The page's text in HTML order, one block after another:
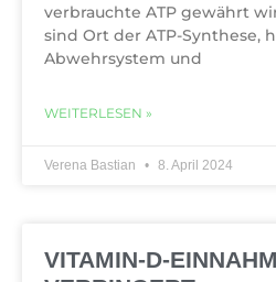
verbrauchte ATP gewährt
sind Ort der ATP-Synthese,
Abwehrsystem und
WEITERLESEN »
Verena Bastian 8. April 2024
VITAMIN-D-